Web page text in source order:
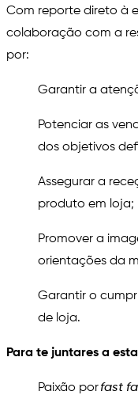
Com reporte direto à
colaboração com a
por:
Garantir a
Potenciar as
dos objetivos
Assegurar a
produto em loja;
Promover a
orientações da
Garantir o
de loja.
Para te juntares a
Paixão porfast